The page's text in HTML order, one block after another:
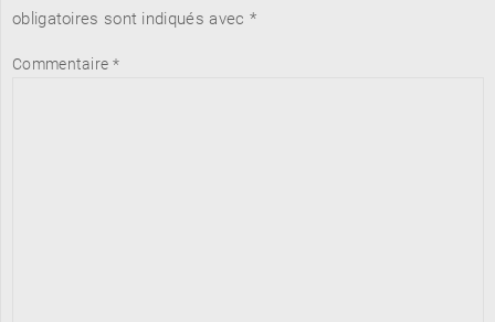
obligatoires sont indiqués avec *
Commentaire *